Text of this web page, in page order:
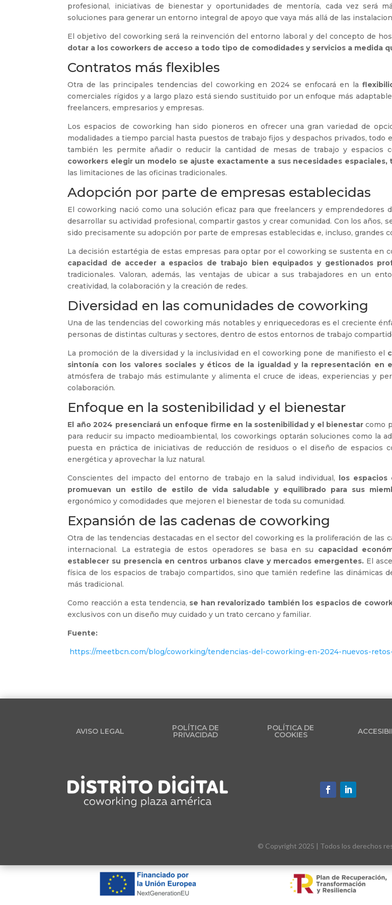
profesional, iniciativas de bienestar y oportunidades de mentoría, cada vez será
soluciones para generar un entorno integral de apoyo que vaya más allá de las
El objetivo del coworking será la reinvención del entorno laboral y del concepto de
dotar a los coworkers de acceso a todo tipo de comodidades y servicios a medida
Contratos más flexibles
Otra de las principales tendencias del coworking en 2024 se enfocará en la
comerciales rígidos y a largo plazo está siendo sustituido por un enfoque más
freelancers, empresarios y empresas.
Los espacios de coworking han sido pioneros en ofrecer una gran variedad de
modalidades a tiempo parcial hasta puestos de trabajo fijos y despachos privados,
también les permite añadir o reducir la cantidad de mesas de trabajo y espacios
coworkers elegir un modelo se ajuste exactamente a sus necesidades espaciales,
las limitaciones de las oficinas tradicionales.
Adopción por parte de empresas establecidas
El coworking nació como una solución eficaz para que freelancers y
desarrollar su actividad profesional, compartir gastos y crear comunidad. Con los años,
sido precisamente su adopción por parte de empresas establecidas e, incluso, grandes
La decisión estartégia de estas empresas para optar por el coworking se sustenta en
capacidad de acceder a espacios de trabajo bien equipados y gestionados
tradicionales. Valoran, además, las ventajas de ubicar a sus trabajadores en un
creatividad, la colaboración y la creación de redes.
Diversidad en las comunidades de coworking
Una de las tendencias del coworking más notables y enriquecedoras es el creciente
personas de distintas culturas y sectores, dentro de estos entornos de trabajo
La promoción de la diversidad y la inclusividad en el coworking pone de manifiesto el
sintonía con los valores sociales y éticos de la igualdad y la representación en
atmósfera de trabajo más estimulante y alimenta el cruce de ideas, experiencias y
colaboración.
Enfoque en la sostenibilidad y el bienestar
El año 2024 presenciará un enfoque firme en la sostenibilidad y el bienestar como
para reducir su impacto medioambiental, los coworkings optarán soluciones como la
puesta en práctica de iniciativas de reducción de residuos o el diseño de espacios
energética y aprovechar la luz natural.
Conscientes del impacto del entorno de trabajo en la salud individual,
los
promuevan un estilo de estilo de vida saludable y equilibrado para sus
ergonómico y comodidades que mejoren el bienestar de toda su comunidad.
Expansión de las cadenas de coworking
Otra de las tendencias destacadas en el sector del coworking es la proliferación de las
internacional. La estrategia de estos operadores se basa en su capacidad
establecer su presencia en centros urbanos clave y mercados emergentes.El
física de los espacios de trabajo compartidos, sino que tamién redefine las dinámicas
más tradicional.
Como reacción a esta tendencia, se han revalorizado también los espacios de
exclusivos con un diseño muy cuidado y un trato cercano y familiar.
Fuente:
https://meetbcn.com/blog/coworking/tendencias-del-coworking-en-2024-nuevos-
AVISO LEGAL POLÍTICA DE
PRIVACIDAD
POLÍTICA DE
COOKIES
© Copyright 2025 | Todos los derechos